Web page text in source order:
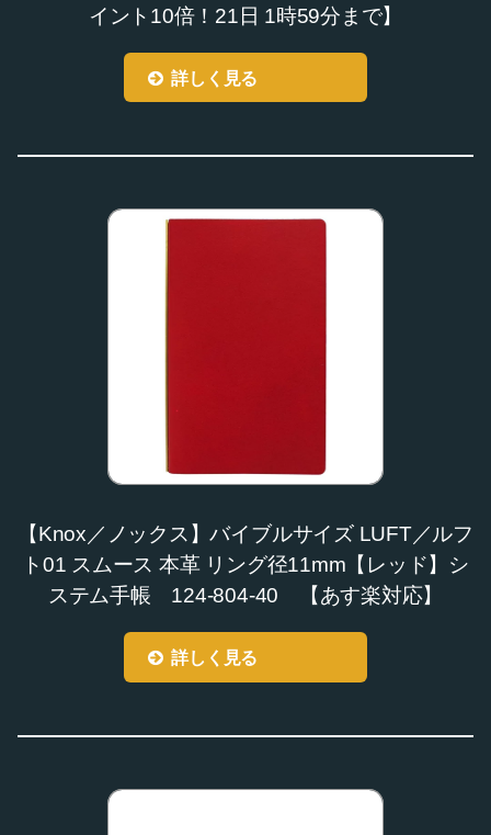
イント10倍！21日 1時59分まで】
詳しく見る
【Knox／ノックス】バイブルサイズ LUFT／ルフ
ト01 スムース 本革 リング径11mm【レッド】シ
ステム手帳 124-804-40 【あす楽対応】
詳しく見る